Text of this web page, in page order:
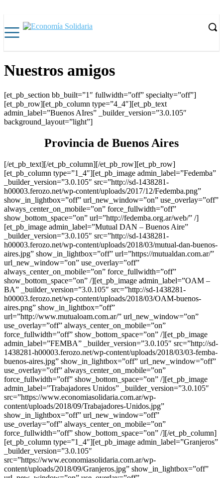
Nuestros amigos
[et_pb_section bb_built=”1″ fullwidth=”off” specialty=”off”]
[et_pb_row][et_pb_column type=”4_4″][et_pb_text
admin_label=”Buenos AIres” _builder_version=”3.0.105″
background_layout=”light”]
Provincia de Buenos Aires
[/et_pb_text][/et_pb_column][/et_pb_row][et_pb_row]
[et_pb_column type=”1_4″][et_pb_image admin_label=”Fedemba”
_builder_version=”3.0.105″ src=”http://sd-1438281-
h00003.ferozo.net/wp-content/uploads/2017/12/Fedemba.png”
show_in_lightbox=”off” url_new_window=”on” use_overlay=”off”
always_center_on_mobile=”on” force_fullwidth=”off”
show_bottom_space=”on” url=”http://fedemba.org.ar/web/” /]
[et_pb_image admin_label=”Mutual DAN – Buenos Aire”
_builder_version=”3.0.105″ src=”http://sd-1438281-
h00003.ferozo.net/wp-content/uploads/2018/03/mutual-dan-buenos-
aires.jpg” show_in_lightbox=”off” url=”https://mutualdan.com.ar/”
url_new_window=”on” use_overlay=”off”
always_center_on_mobile=”on” force_fullwidth=”off”
show_bottom_space=”on” /][et_pb_image admin_label=”OAM –
BA” _builder_version=”3.0.105″ src=”http://sd-1438281-
h00003.ferozo.net/wp-content/uploads/2018/03/OAM-buenos-
aires.png” show_in_lightbox=”off”
url=”http://www.mutualoam.com.ar/” url_new_window=”on”
use_overlay=”off” always_center_on_mobile=”on”
force_fullwidth=”off” show_bottom_space=”on” /][et_pb_image
admin_label=”FEMBA” _builder_version=”3.0.105″ src=”http://sd-
1438281-h00003.ferozo.net/wp-content/uploads/2018/03/03-femba-
buenos-aires.jpg” show_in_lightbox=”off” url_new_window=”off”
use_overlay=”off” always_center_on_mobile=”on”
force_fullwidth=”off” show_bottom_space=”on” /][et_pb_image
admin_label=”Trabajadores Unidos” _builder_version=”3.0.105″
src=”https://www.economiasolidaria.com.ar/wp-
content/uploads/2018/09/Trabajadores-Unidos.jpg”
show_in_lightbox=”off” url_new_window=”off”
use_overlay=”off” always_center_on_mobile=”on”
force_fullwidth=”off” show_bottom_space=”on” /][/et_pb_column]
[et_pb_column type=”1_4″][et_pb_image admin_label=”Granjeros”
_builder_version=”3.0.105″
src=”https://www.economiasolidaria.com.ar/wp-
content/uploads/2018/09/Granjeros.jpg” show_in_lightbox=”off”